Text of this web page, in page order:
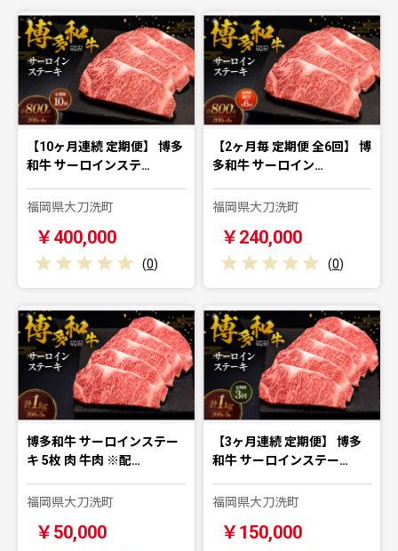
【10ヶ月連続 定期便】 博多
和牛 サーロインステ…
福岡県大刀洗町
￥400,000
(0)
【2ヶ月毎 定期便 全6回】 博
多和牛 サーロイン…
福岡県大刀洗町
￥240,000
(0)
博多和牛 サーロインステー
キ 5枚 肉 牛肉 ※配…
福岡県大刀洗町
￥50,000
【3ヶ月連続 定期便】 博多
和牛 サーロインステー…
福岡県大刀洗町
￥150,000